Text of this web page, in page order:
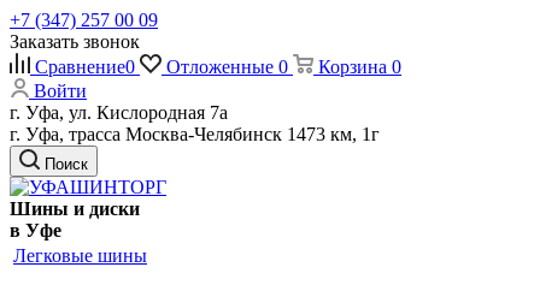
+7 (347) 257 00 09
Заказать звонок
Сравнение0 Отложенные 0 Корзина 0
Войти
г. Уфа, ул. Кислородная 7а
г. Уфа, трасса Москва-Челябинск 1473 км, 1г
Поиск
Шины и диски
в Уфе
Легковые шины